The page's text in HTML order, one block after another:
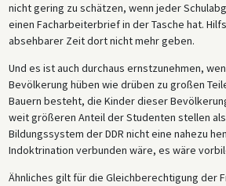
nicht gering zu schätzen, wenn jeder
einen Facharbeiterbrief in der Tasche hat.
absehbarer Zeit dort nicht mehr geben.
Und es ist auch durchaus ernstzunehmen,
Bevölkerung hüben wie drüben zu großen
Bauern besteht, die Kinder dieser
weit größeren Anteil der Studenten stellen als
Bildungssystem der DDR nicht eine nahezu
Indoktrination verbunden wäre, es wäre
Ähnliches gilt für die Gleichberechtigung der